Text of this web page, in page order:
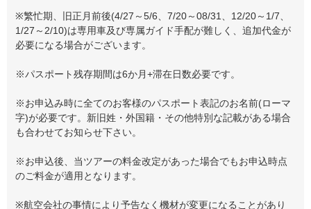
※繁忙期、旧正月前後(4/27～5/6、7/20～08/31、12/20～1/7、
1/27～2/10)は専用車及び専属ガイド手配が難しく、追加代金が
必要になる場合がございます。
※パスポート残存期間は6か月+滞在日数必要です。
※お申込み時に全てのお客様のパスポート表記のお名前(ローマ
字)が必要です。新旧姓・外国籍・その他特別な記載がある場合
も合わせてお知らせ下さい。
※お申込後、当ツアーの料金改定があった場合でもお申込時点
のご料金が適用となります。
※航空会社の事情により予告なく機材が変更になることがあり